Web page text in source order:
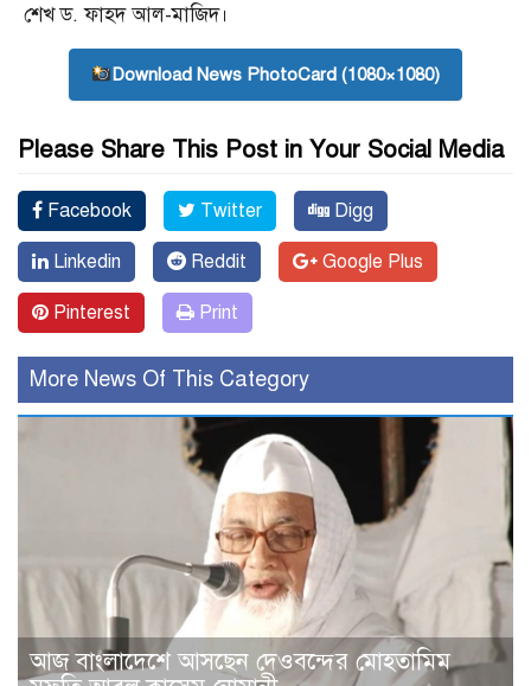
শেখ ড. ফাহদ আল-মাজিদ।
Download News PhotoCard (1080×1080)
Please Share This Post in Your Social Media
Facebook Twitter Digg
Linkedin Reddit Google Plus
Pinterest Print
More News Of This Category
আজ বাংলাদেশে আসছেন দেওবন্দের মোহতামিম